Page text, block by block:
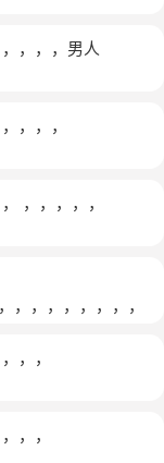
，，，男人
，，，
，，，，，
，，，，，，，，
，，
，，